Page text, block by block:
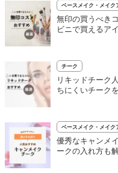
ベースメイク・メイク
無印の買うべき
ビニで買えるア
チーク
リキッドチーク
ちにくいチーク
ベースメイク・メイク
優秀なキャンメ
ークの入れ方も